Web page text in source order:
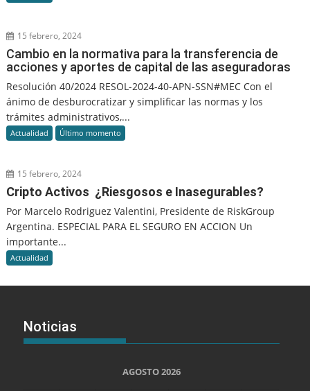
15 febrero, 2024
Cambio en la normativa para la transferencia de
acciones y aportes de capital de las aseguradoras
Resolución 40/2024 RESOL-2024-40-APN-SSN#MEC Con el
ánimo de desburocratizar y simplificar las normas y los
trámites administrativos,...
Actualidad Último momento
15 febrero, 2024
Cripto Activos ¿Riesgosos e Inasegurables?
Por Marcelo Rodriguez Valentini, Presidente de RiskGroup
Argentina. ESPECIAL PARA EL SEGURO EN ACCION Un
importante...
Actualidad
Noticias
AGOSTO 2026